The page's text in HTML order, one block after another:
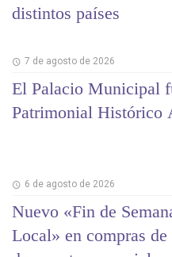
distintos países
7 de agosto de 2026
El Palacio Municipal
Patrimonial Histórico
6 de agosto de 2026
Nuevo «Fin de
Local» en compras